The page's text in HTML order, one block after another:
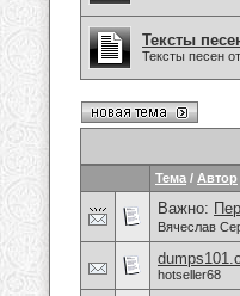
Тексты
Тексты песен
Тема / Автор
Важно:
Вячеслав
hotseller68